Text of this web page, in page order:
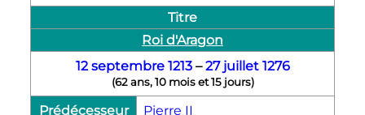
Titre
Roi d'Aragon
12 septembre 1213–27 juillet 1276
(62 ans, 10 mois et 15 jours)
Prédécesseur Pierre II